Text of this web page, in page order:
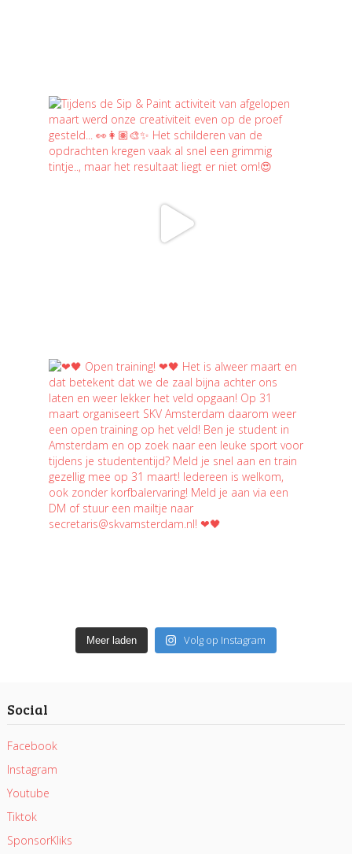
Meer laden Volg op Instagram
Social
Facebook
Instagram
Youtube
Tiktok
SponsorKliks